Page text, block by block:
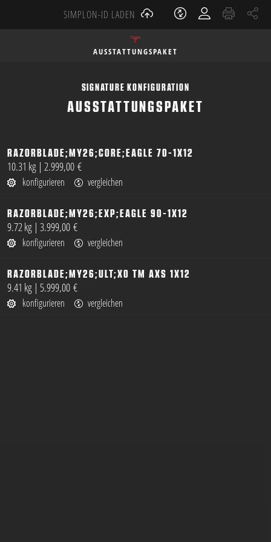
SIMPLON-ID LADEN
AUSSTATTUNGSPAKET
SIGNATURE KONFIGURATION
AUSSTATTUNGSPAKET
RAZORBLADE;MY26;CORE;EAGLE 70-1X12
öffnen
10.31 kg | 2.999,00 €
konfigurieren vergleichen
RAZORBLADE;MY26;EXP;EAGLE 90-1X12
öffnen
9.72 kg | 3.999,00 €
konfigurieren vergleichen
RAZORBLADE;MY26;ULT;X0 TM AXS 1X12
öffnen
9.41 kg | 5.999,00 €
konfigurieren vergleichen